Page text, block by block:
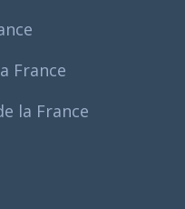
France
la France